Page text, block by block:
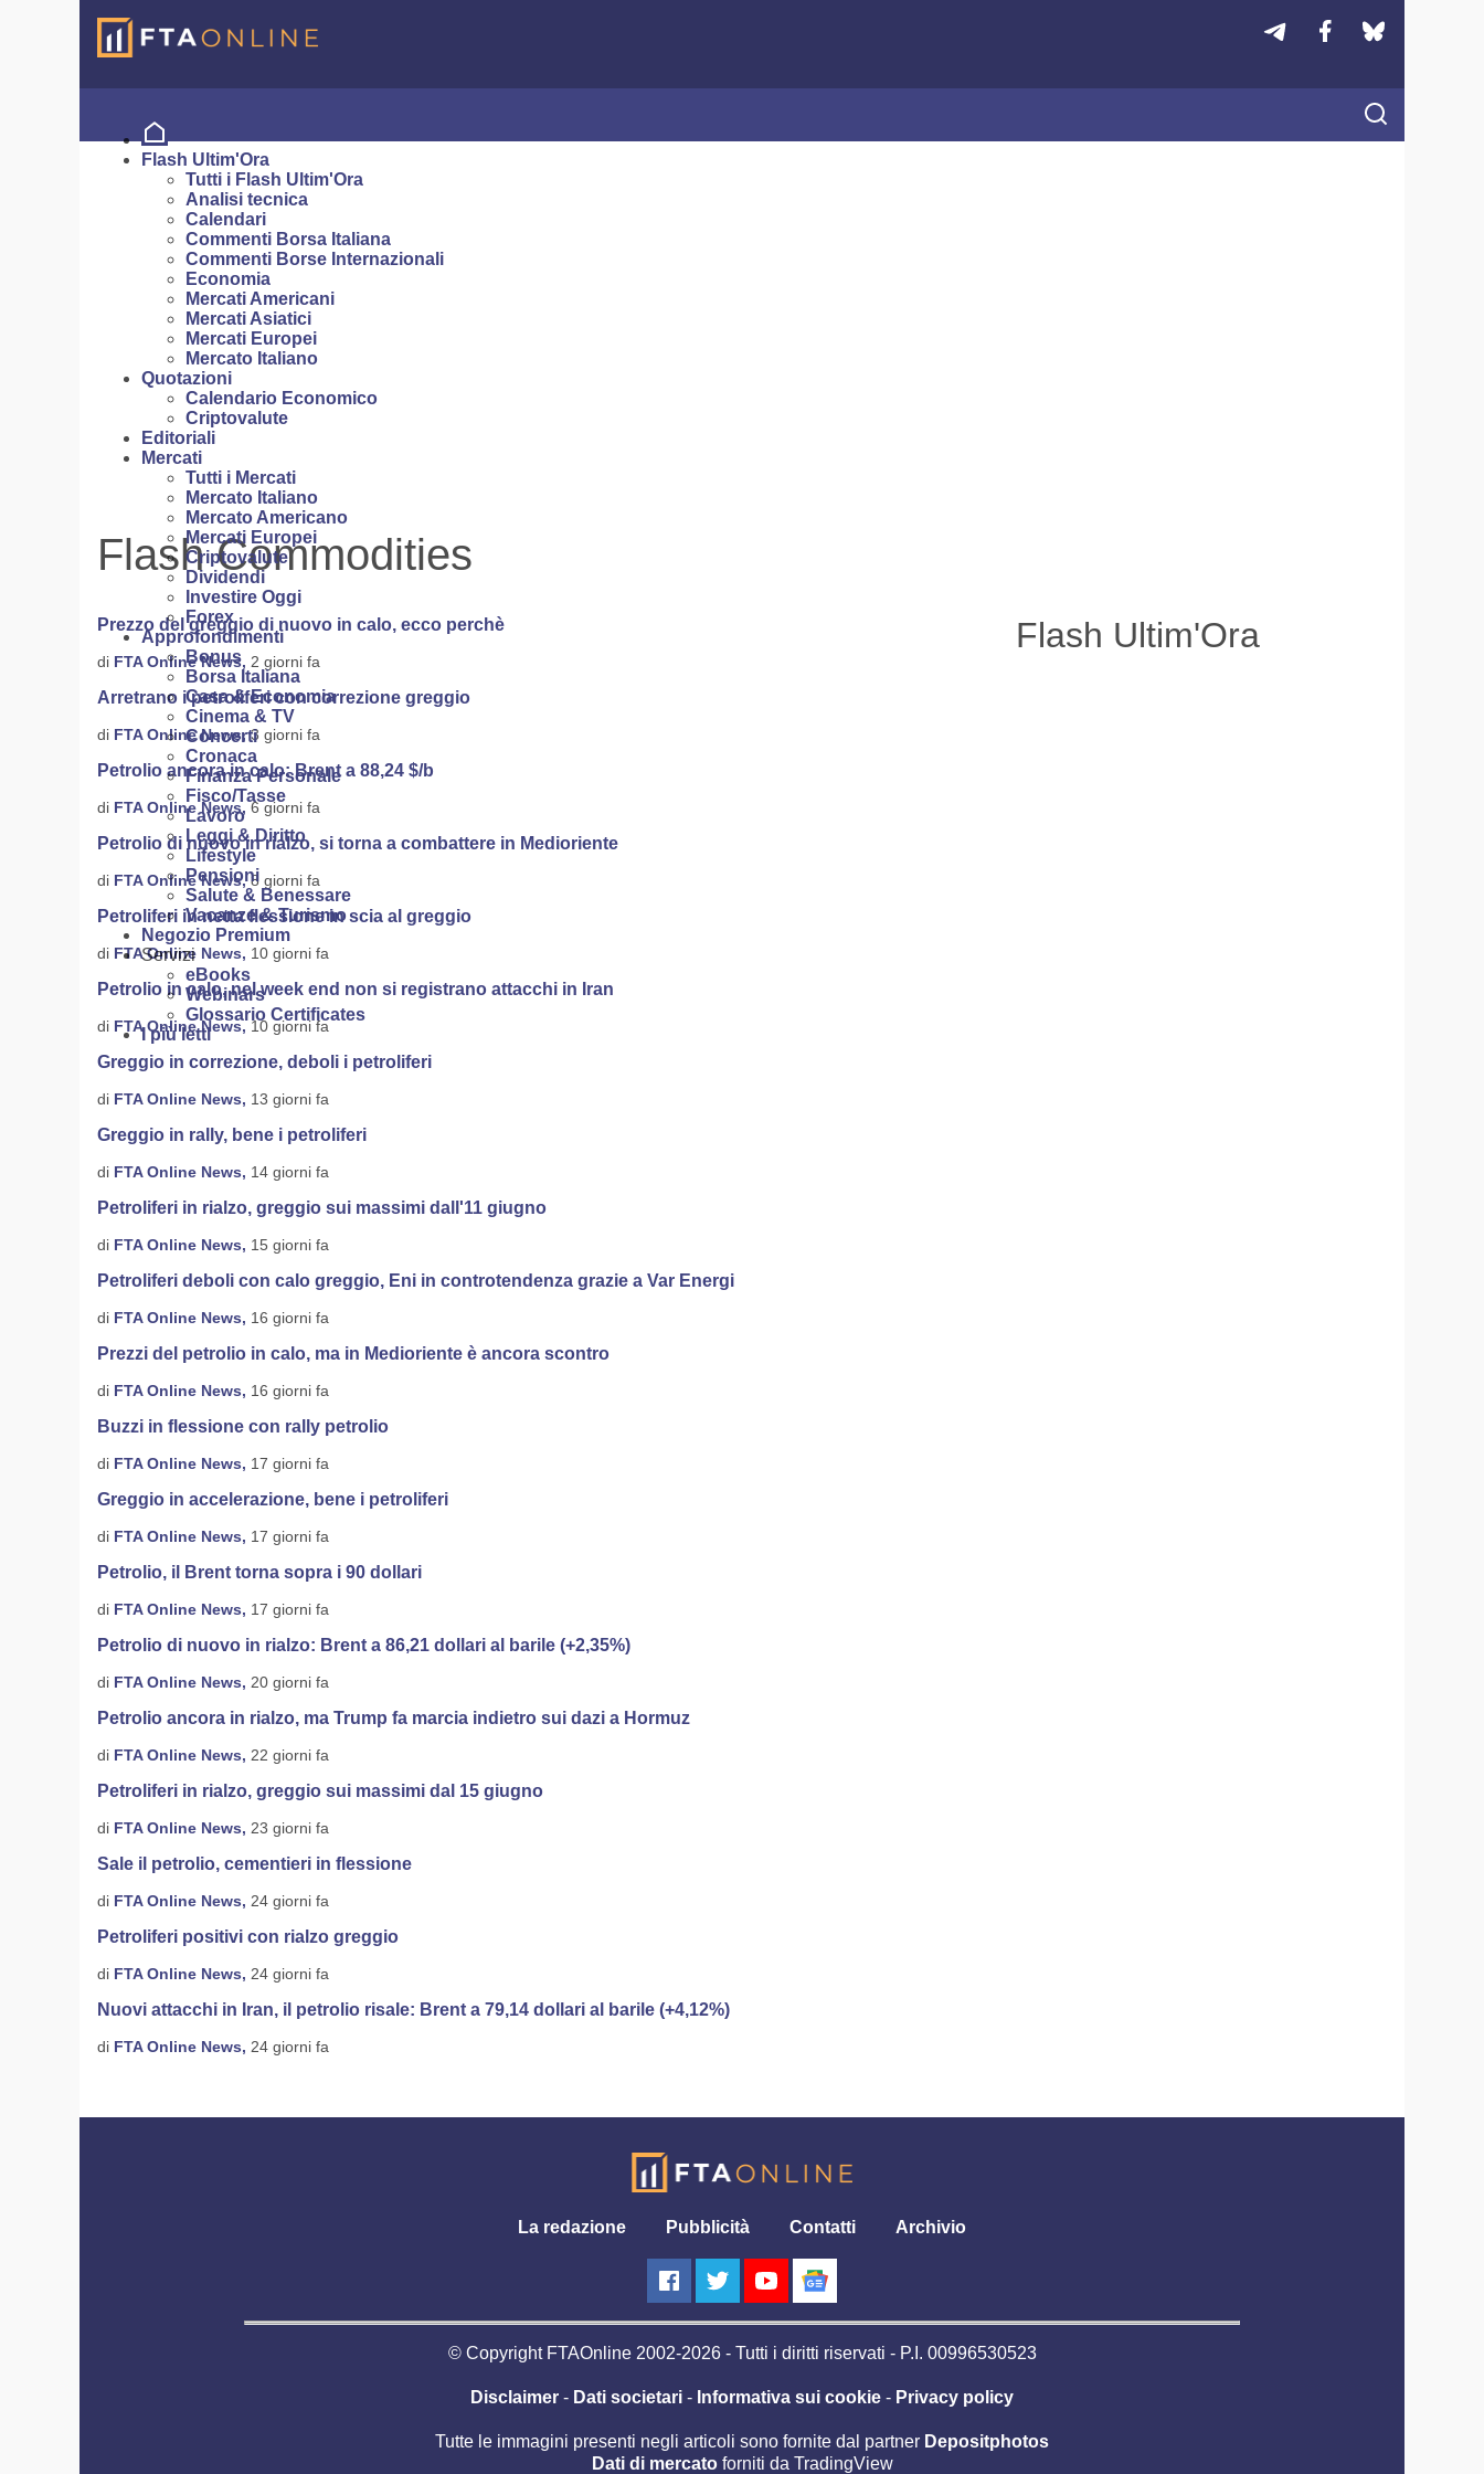
Flash Ultim'Ora
Tutti i Flash Ultim'Ora
Analisi tecnica
Calendari
Commenti Borsa Italiana
Commenti Borse Internazionali
Economia
Mercati Americani
Mercati Asiatici
Mercati Europei
Mercato Italiano
Quotazioni
Calendario Economico
Criptovalute
Editoriali
Mercati
Tutti i Mercati
Mercato Italiano
Mercato Americano
Mercati Europei
Criptovalute
Dividendi
Investire Oggi
Forex
Approfondimenti
Bonus
Borsa Italiana
Casa & Economia
Cinema & TV
Concerti
Cronaca
Finanza Personale
Fisco/Tasse
Lavoro
Leggi & Diritto
Lifestyle
Pensioni
Salute & Benessare
Vacanze & Turismo
Negozio Premium
Servizi
eBooks
Webinars
Glossario Certificates
I più letti
Flash Commodities
Prezzo del greggio di nuovo in calo, ecco perchè
di FTA Online News, 2 giorni fa
Arretrano i petroliferi con correzione greggio
di FTA Online News,3 giorni fa
Petrolio ancora in calo: Brent a 88,24 $/b
di FTA Online News,6 giorni fa
Petrolio di nuovo in rialzo, si torna a combattere in Medioriente
di FTA Online News,8 giorni fa
Petroliferi in netta flessione in scia al greggio
di FTA Online News, 10 giorni fa
Petrolio in calo, nel week end non si registrano attacchi in Iran
di FTA Online News,10 giorni fa
Greggio in correzione, deboli i petroliferi
di FTA Online News, 13 giorni fa
Greggio in rally, bene i petroliferi
di FTA Online News, 14 giorni fa
Petroliferi in rialzo, greggio sui massimi dall'11 giugno
di FTA Online News, 15 giorni fa
Petroliferi deboli con calo greggio, Eni in controtendenza grazie a Var Energi
di FTA Online News, 16 giorni fa
Prezzi del petrolio in calo, ma in Medioriente è ancora scontro
di FTA Online News, 16 giorni fa
Buzzi in flessione con rally petrolio
di FTA Online News, 17 giorni fa
Greggio in accelerazione, bene i petroliferi
di FTA Online News, 17 giorni fa
Petrolio, il Brent torna sopra i 90 dollari
di FTA Online News, 17 giorni fa
Petrolio di nuovo in rialzo: Brent a 86,21 dollari al barile (+2,35%)
di FTA Online News, 20 giorni fa
Petrolio ancora in rialzo, ma Trump fa marcia indietro sui dazi a Hormuz
di FTA Online News, 22 giorni fa
Petroliferi in rialzo, greggio sui massimi dal 15 giugno
di FTA Online News, 23 giorni fa
Sale il petrolio, cementieri in flessione
di FTA Online News, 24 giorni fa
Petroliferi positivi con rialzo greggio
di FTA Online News, 24 giorni fa
Nuovi attacchi in Iran, il petrolio risale: Brent a 79,14 dollari al barile (+4,12%)
di FTA Online News, 24 giorni fa
Flash Ultim'Ora
La redazione Pubblicità Contatti Archivio
© Copyright FTAOnline 2002-2026 - Tutti i diritti riservati - P.I. 00996530523
Disclaimer - Dati societari - Informativa sui cookie - Privacy policy
Tutte le immagini presenti negli articoli sono fornite dal partner Depositphotos
Dati di mercatoforniti da TradingView